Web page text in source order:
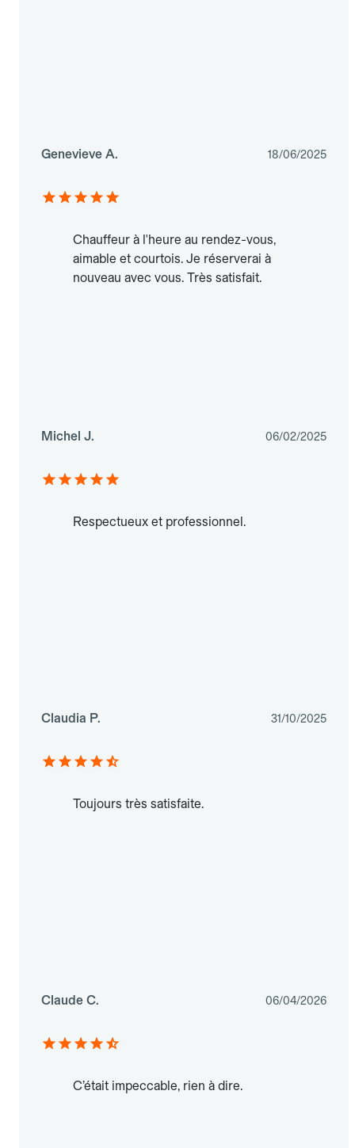
Genevieve A. 18/06/2025
Chauffeur à l'heure au rendez-vous,
aimable et courtois. Je réserverai à
nouveau avec vous. Très satisfait.
Michel J. 06/02/2025
Respectueux et professionnel.
Claudia P. 31/10/2025
Toujours très satisfaite.
Claude C. 06/04/2026
C’était impeccable, rien à dire.